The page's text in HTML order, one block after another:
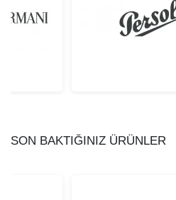
SON BAKTIĞINIZ ÜRÜNLER